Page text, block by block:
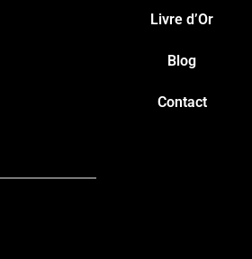
Livre d’Or
Blog
Contact